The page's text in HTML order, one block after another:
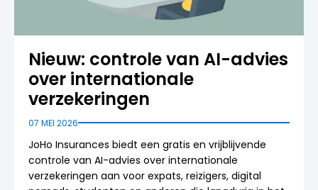
Nieuw: controle van AI-advies
over internationale
verzekeringen
07 MEI 2026
JoHo Insurances biedt een gratis en vrijblijvende
controle van AI-advies over internationale
verzekeringen aan voor expats, reizigers, digital